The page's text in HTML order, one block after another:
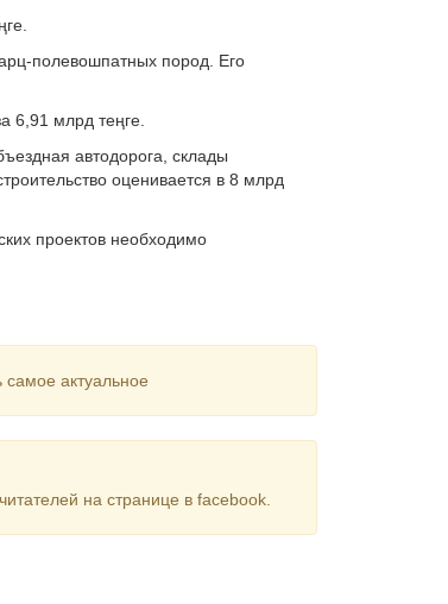
полевошпатных пород. Его
6,91 млрд теңге.
автодорога, склады
оценивается в 8 млрд
проектов необходимо
актуальное
на странице в facebook.